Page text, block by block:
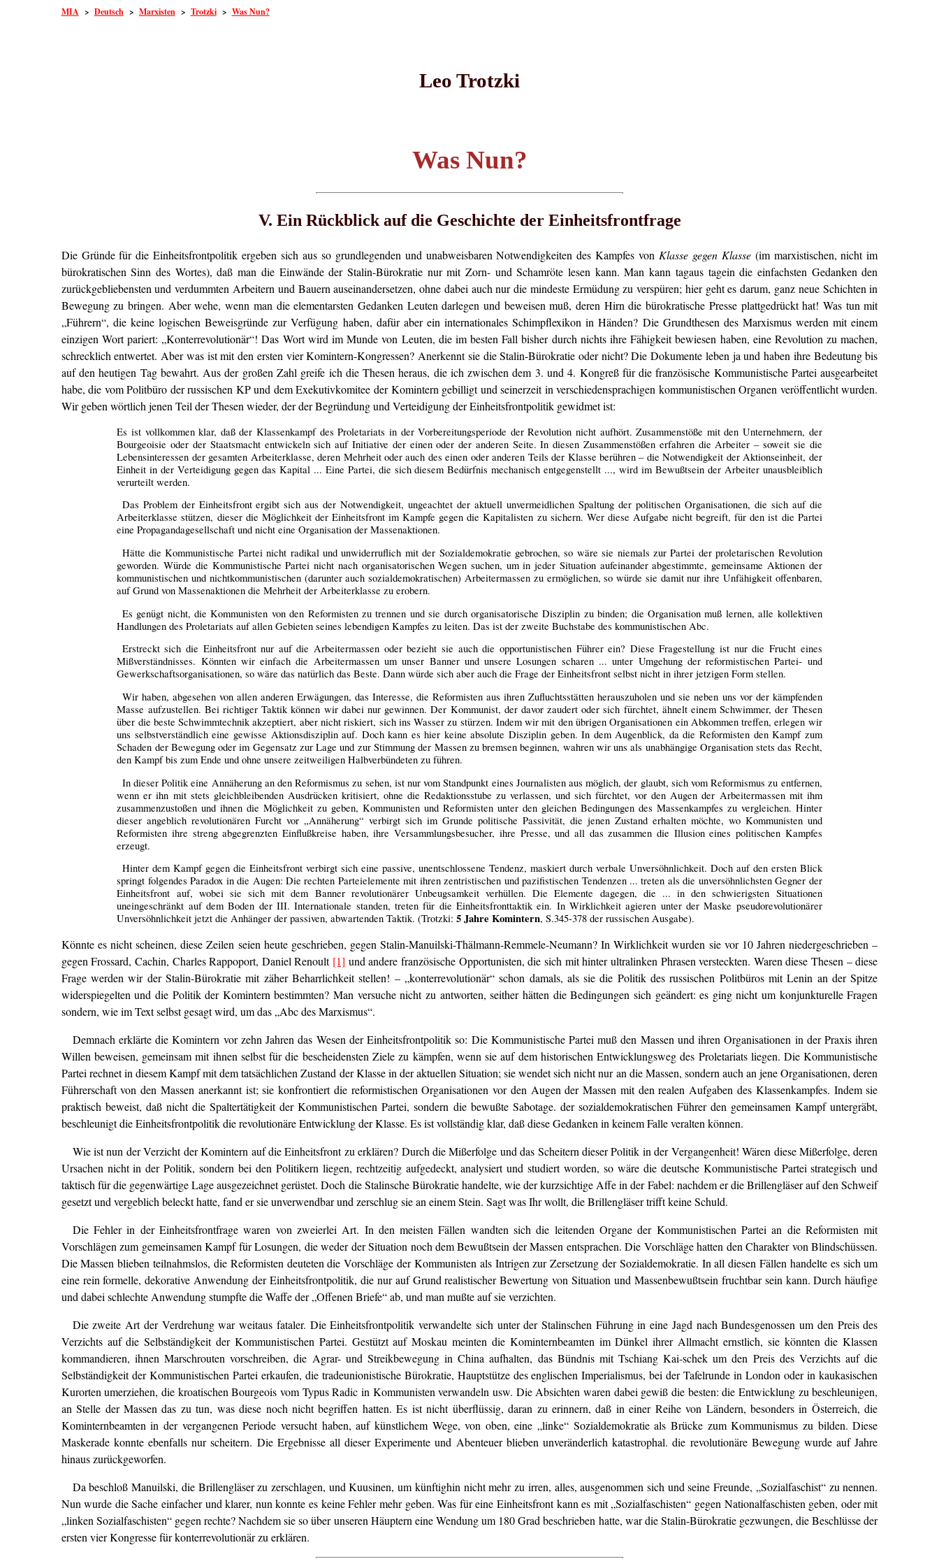
MIA > Deutsch> Marxisten> Trotzki> Was Nun?
Leo Trotzki
Was Nun?
V. Ein Rückblick auf die Geschichte der Einheitsfrontfrage
Die Gründe für die Einheitsfrontpolitik ergeben sich aus so grundlegenden und unabweisbaren Notwendigkeiten des Kampfes von Klasse gegen Klasse(im marxistischen, nicht im
bürokratischen Sinn des Wortes), daß man die Einwände der Stalin-Bürokratie nur mit Zorn- und Schamröte lesen kann. Man kann tagaus tagein die einfachsten Gedanken den
zurückgebliebensten und verdummten Arbeitern und Bauern auseinandersetzen, ohne dabei auch nur die mindeste Ermüdung zu verspüren; hier geht es darum, ganz neue Schichten in
Bewegung zu bringen. Aber wehe, wenn man die elementarsten Gedanken Leuten darlegen und beweisen muß, deren Hirn die bürokratische Presse plattgedrückt hat! Was tun mit
„Führern“, die keine logischen Beweisgründe zur Verfügung haben, dafür aber ein internationales Schimpflexikon in Händen? Die Grundthesen des Marxismus werden mit einem
einzigen Wort pariert: „Konterrevolutionär“! Das Wort wird im Munde von Leuten, die im besten Fall bisher durch nichts ihre Fähigkeit bewiesen haben, eine Revolution zu machen,
schrecklich entwertet. Aber was ist mit den ersten vier Komintern-Kongressen? Anerkennt sie die Stalin-Bürokratie oder nicht? Die Dokumente leben ja und haben ihre Bedeutung bis
auf den heutigen Tag bewahrt. Aus der großen Zahl greife ich die Thesen heraus, die ich zwischen dem 3. und 4. Kongreß für die französische Kommunistische Partei ausgearbeitet
habe, die vom Politbüro der russischen KP und dem Exekutivkomitee der Komintern gebilligt und seinerzeit in verschiedensprachigen kommunistischen Organen veröffentlicht wurden.
Wir geben wörtlich jenen Teil der Thesen wieder, der der Begründung und Verteidigung der Einheitsfrontpolitik gewidmet ist:
Es ist vollkommen klar, daß der Klassenkampf des Proletariats in der Vorbereitungsperiode der Revolution nicht aufhört. Zusammenstöße mit den Unternehmern, der
Bourgeoisie oder der Staatsmacht entwickeln sich auf Initiative der einen oder der anderen Seite. In diesen Zusammenstößen erfahren die Arbeiter – soweit sie die
Lebensinteressen der gesamten Arbeiterklasse, deren Mehrheit oder auch des einen oder anderen Teils der Klasse berühren – die Notwendigkeit der Aktionseinheit, der
Einheit in der Verteidigung gegen das Kapital ... Eine Partei, die sich diesem Bedürfnis mechanisch entgegenstellt ..., wird im Bewußtsein der Arbeiter unausbleiblich
verurteilt werden.
Das Problem der Einheitsfront ergibt sich aus der Notwendigkeit, ungeachtet der aktuell unvermeidlichen Spaltung der politischen Organisationen, die sich auf die
Arbeiterklasse stützen, dieser die Möglichkeit der Einheitsfront im Kampfe gegen die Kapitalisten zu sichern. Wer diese Aufgabe nicht begreift, für den ist die Partei
eine Propagandagesellschaft und nicht eine Organisation der Massenaktionen.
Hätte die Kommunistische Partei nicht radikal und unwiderruflich mit der Sozialdemokratie gebrochen, so wäre sie niemals zur Partei der proletarischen Revolution
geworden. Würde die Kommunistische Partei nicht nach organisatorischen Wegen suchen, um in jeder Situation aufeinander abgestimmte, gemeinsame Aktionen der
kommunistischen und nichtkommunistischen (darunter auch sozialdemokratischen) Arbeitermassen zu ermöglichen, so würde sie damit nur ihre Unfähigkeit offenbaren,
auf Grund von Massenaktionen die Mehrheit der Arbeiterklasse zu erobern.
Es genügt nicht, die Kommunisten von den Reformisten zu trennen und sie durch organisatorische Disziplin zu binden; die Organisation muß lernen, alle kollektiven
Handlungen des Proletariats auf allen Gebieten seines lebendigen Kampfes zu leiten. Das ist der zweite Buchstabe des kommunistischen Abc.
Erstreckt sich die Einheitsfront nur auf die Arbeitermassen oder bezieht sie auch die opportunistischen Führer ein? Diese Fragestellung ist nur die Frucht eines
Mißverständnisses. Könnten wir einfach die Arbeitermassen um unser Banner und unsere Losungen scharen ... unter Umgehung der reformistischen Partei- und
Gewerkschaftsorganisationen, so wäre das natürlich das Beste. Dann würde sich aber auch die Frage der Einheitsfront selbst nicht in ihrer jetzigen Form stellen.
Wir haben, abgesehen von allen anderen Erwägungen, das Interesse, die Reformisten aus ihren Zufluchtsstätten herauszuholen und sie neben uns vor der kämpfenden
Masse aufzustellen. Bei richtiger Taktik können wir dabei nur gewinnen. Der Kommunist, der davor zaudert oder sich fürchtet, ähnelt einem Schwimmer, der Thesen
über die beste Schwimmtechnik akzeptiert, aber nicht riskiert, sich ins Wasser zu stürzen. Indem wir mit den übrigen Organisationen ein Abkommen treffen, erlegen wir
uns selbstverständlich eine gewisse Aktionsdisziplin auf. Doch kann es hier keine absolute Disziplin geben. In dem Augenblick, da die Reformisten den Kampf zum
Schaden der Bewegung oder im Gegensatz zur Lage und zur Stimmung der Massen zu bremsen beginnen, wahren wir uns als unabhängige Organisation stets das Recht,
den Kampf bis zum Ende und ohne unsere zeitweiligen Halbverbündeten zu führen.
In dieser Politik eine Annäherung an den Reformismus zu sehen, ist nur vom Standpunkt eines Journalisten aus möglich, der glaubt, sich vom Reformismus zu entfernen,
wenn er ihn mit stets gleichbleibenden Ausdrücken kritisiert, ohne die Redaktionsstube zu verlassen, und sich fürchtet, vor den Augen der Arbeitermassen mit ihm
zusammenzustoßen und ihnen die Möglichkeit zu geben, Kommunisten und Reformisten unter den gleichen Bedingungen des Massenkampfes zu vergleichen. Hinter
dieser angeblich revolutionären Furcht vor „Annäherung“ verbirgt sich im Grunde politische Passivität, die jenen Zustand erhalten möchte, wo Kommunisten und
Reformisten ihre streng abgegrenzten Einflußkreise haben, ihre Versammlungsbesucher, ihre Presse, und all das zusammen die Illusion eines politischen Kampfes
erzeugt.
Hinter dem Kampf gegen die Einheitsfront verbirgt sich eine passive, unentschlossene Tendenz, maskiert durch verbale Unversöhnlichkeit. Doch auf den ersten Blick
springt folgendes Paradox in die Augen: Die rechten Parteielemente mit ihren zentristischen und pazifistischen Tendenzen ... treten als die unversöhnlichsten Gegner der
Einheitsfront auf, wobei sie sich mit dem Banner revolutionärer Unbeugsamkeit verhüllen. Die Elemente dagegen, die ... in den schwierigsten Situationen
uneingeschränkt auf dem Boden der III. Internationale standen, treten für die Einheitsfronttaktik ein. In Wirklichkeit agieren unter der Maske pseudorevolutionärer
Unversöhnlichkeit jetzt die Anhänger der passiven, abwartenden Taktik. (Trotzki:5 Jahre Komintern, S.345-378 der russischen Ausgabe).
Könnte es nicht scheinen, diese Zeilen seien heute geschrieben, gegen Stalin-Manuilski-Thälmann-Remmele-Neumann? In Wirklichkeit wurden sie vor 10 Jahren niedergeschrieben –
gegen Frossard, Cachin, Charles Rappoport, Daniel Renoult [1] und andere französische Opportunisten, die sich mit hinter ultralinken Phrasen versteckten. Waren diese Thesen – diese
Frage werden wir der Stalin-Bürokratie mit zäher Beharrlichkeit stellen! – „konterrevolutionär“ schon damals, als sie die Politik des russischen Politbüros mit Lenin an der Spitze
widerspiegelten und die Politik der Komintern bestimmten? Man versuche nicht zu antworten, seither hätten die Bedingungen sich geändert: es ging nicht um konjunkturelle Fragen
sondern, wie im Text selbst gesagt wird, um das „Abc des Marxismus“.
Demnach erklärte die Komintern vor zehn Jahren das Wesen der Einheitsfrontpolitik so: Die Kommunistische Partei muß den Massen und ihren Organisationen in der Praxis ihren
Willen beweisen, gemeinsam mit ihnen selbst für die bescheidensten Ziele zu kämpfen, wenn sie auf dem historischen Entwicklungsweg des Proletariats liegen. Die Kommunistische
Partei rechnet in diesem Kampf mit dem tatsächlichen Zustand der Klasse in der aktuellen Situation; sie wendet sich nicht nur an die Massen, sondern auch an jene Organisationen, deren
Führerschaft von den Massen anerkannt ist; sie konfrontiert die reformistischen Organisationen vor den Augen der Massen mit den realen Aufgaben des Klassenkampfes. Indem sie
praktisch beweist, daß nicht die Spaltertätigkeit der Kommunistischen Partei, sondern die bewußte Sabotage. der sozialdemokratischen Führer den gemeinsamen Kampf untergräbt,
beschleunigt die Einheitsfrontpolitik die revolutionäre Entwicklung der Klasse. Es ist vollständig klar, daß diese Gedanken in keinem Falle veralten können.
Wie ist nun der Verzicht der Komintern auf die Einheitsfront zu erklären? Durch die Mißerfolge und das Scheitern dieser Politik in der Vergangenheit! Wären diese Mißerfolge, deren
Ursachen nicht in der Politik, sondern bei den Politikern liegen, rechtzeitig aufgedeckt, analysiert und studiert worden, so wäre die deutsche Kommunistische Partei strategisch und
taktisch für die gegenwärtige Lage ausgezeichnet gerüstet. Doch die Stalinsche Bürokratie handelte, wie der kurzsichtige Affe in der Fabel: nachdem er die Brillengläser auf den Schweif
gesetzt und vergeblich beleckt hatte, fand er sie unverwendbar und zerschlug sie an einem Stein. Sagt was Ihr wollt, die Brillengläser trifft keine Schuld.
Die Fehler in der Einheitsfrontfrage waren von zweierlei Art. In den meisten Fällen wandten sich die leitenden Organe der Kommunistischen Partei an die Reformisten mit
Vorschlägen zum gemeinsamen Kampf für Losungen, die weder der Situation noch dem Bewußtsein der Massen entsprachen. Die Vorschläge hatten den Charakter von Blindschüssen.
Die Massen blieben teilnahmslos, die Reformisten deuteten die Vorschläge der Kommunisten als Intrigen zur Zersetzung der Sozialdemokratie. In all diesen Fällen handelte es sich um
eine rein formelle, dekorative Anwendung der Einheitsfrontpolitik, die nur auf Grund realistischer Bewertung von Situation und Massenbewußtsein fruchtbar sein kann. Durch häufige
und dabei schlechte Anwendung stumpfte die Waffe der „Offenen Briefe“ ab, und man mußte auf sie verzichten.
Die zweite Art der Verdrehung war weitaus fataler. Die Einheitsfrontpolitik verwandelte sich unter der Stalinschen Führung in eine Jagd nach Bundesgenossen um den Preis des
Verzichts auf die Selbständigkeit der Kommunistischen Partei. Gestützt auf Moskau meinten die Kominternbeamten im Dünkel ihrer Allmacht ernstlich, sie könnten die Klassen
kommandieren, ihnen Marschrouten vorschreiben, die Agrar- und Streikbewegung in China aufhalten, das Bündnis mit Tschiang Kai-schek um den Preis des Verzichts auf die
Selbständigkeit der Kommunistischen Partei erkaufen, die tradeunionistische Bürokratie, Hauptstütze des englischen Imperialismus, bei der Tafelrunde in London oder in kaukasischen
Kurorten umerziehen, die kroatischen Bourgeois vom Typus Radic in Kommunisten verwandeln usw. Die Absichten waren dabei gewiß die besten: die Entwicklung zu beschleunigen,
an Stelle der Massen das zu tun, was diese noch nicht begriffen hatten. Es ist nicht überflüssig, daran zu erinnern, daß in einer Reihe von Ländern, besonders in Österreich, die
Kominternbeamten in der vergangenen Periode versucht haben, auf künstlichem Wege, von oben, eine „linke“ Sozialdemokratie als Brücke zum Kommunismus zu bilden. Diese
Maskerade konnte ebenfalls nur scheitern. Die Ergebnisse all dieser Experimente und Abenteuer blieben unveränderlich katastrophal. die revolutionäre Bewegung wurde auf Jahre
hinaus zurückgeworfen.
Da beschloß Manuilski, die Brillengläser zu zerschlagen, und Kuusinen, um künftighin nicht mehr zu irren, alles, ausgenommen sich und seine Freunde, „Sozialfaschist“ zu nennen.
Nun wurde die Sache einfacher und klarer, nun konnte es keine Fehler mehr geben. Was für eine Einheitsfront kann es mit „Sozialfaschisten“ gegen Nationalfaschisten geben, oder mit
„linken Sozialfaschisten“ gegen rechte? Nachdem sie so über unseren Häuptern eine Wendung um 180 Grad beschrieben hatte, war die Stalin-Bürokratie gezwungen, die Beschlüsse der
ersten vier Kongresse für konterrevolutionär zu erklären.